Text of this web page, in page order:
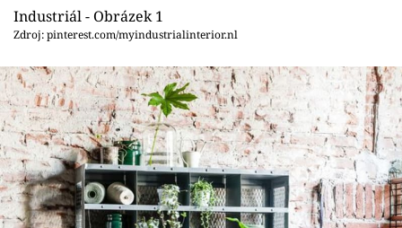
Industriál - Obrázek 1
Zdroj: pinterest.com/myindustrialinterior.nl